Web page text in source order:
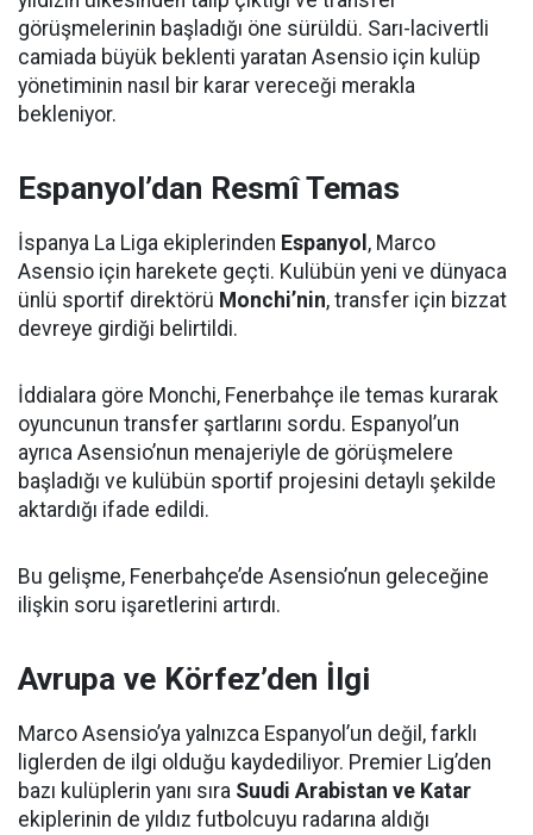
görüşmelerinin başladığı öne sürüldü. Sarı-lacivertli
camiada büyük beklenti yaratan Asensio için kulüp
yönetiminin nasıl bir karar vereceği merakla
bekleniyor.
Espanyol’dan Resmî Temas
İspanya La Liga ekiplerinden Espanyol , Marco
Asensio için harekete geçti. Kulübün yeni ve dünyaca
ünlü sportif direktörü Monchi’nin, transfer için bizzat
devreye girdiği belirtildi.
İddialara göre Monchi, Fenerbahçe ile temas kurarak
oyuncunun transfer şartlarını sordu. Espanyol’un
ayrıca Asensio’nun menajeriyle de görüşmelere
başladığı ve kulübün sportif projesini detaylı şekilde
aktardığı ifade edildi.
Bu gelişme, Fenerbahçe’de Asensio’nun geleceğine
ilişkin soru işaretlerini artırdı.
Avrupa ve Körfez’den İlgi
Marco Asensio’ya yalnızca Espanyol’un değil, farklı
liglerden de ilgi olduğu kaydediliyor. Premier Lig’den
bazı kulüplerin yanı sıra Suudi Arabistan ve Katar
ekiplerinin de yıldız futbolcuyu radarına aldığı